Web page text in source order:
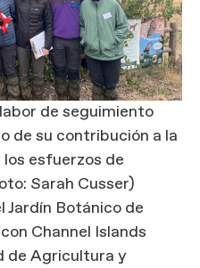
de seguimiento
de su contribución a la
esfuerzos de
Sarah Cusser)
Jardín Botánico de
Channel Islands
de Agricultura y